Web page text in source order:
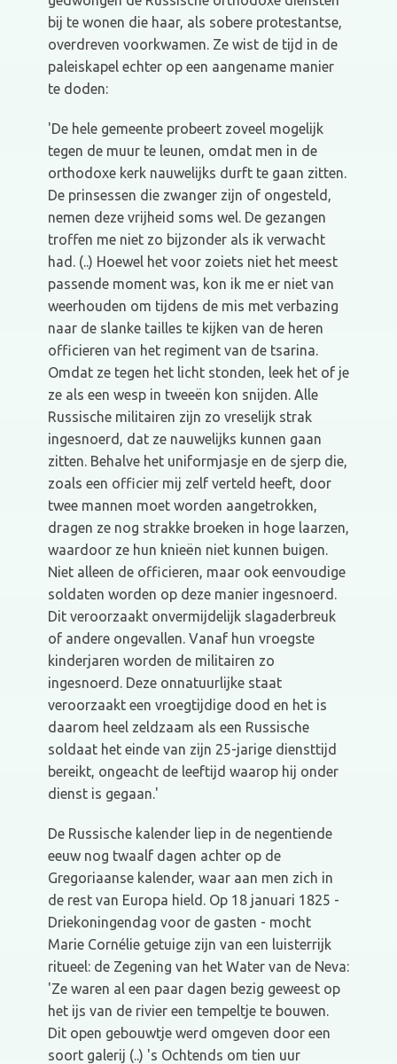
bij te wonen die haar, als sobere protestantse,
overdreven voorkwamen. Ze wist de tijd in de
paleiskapel echter op een aangename manier
te doden:
'De hele gemeente probeert zoveel mogelijk
tegen de muur te leunen, omdat men in de
orthodoxe kerk nauwelijks durft te gaan zitten.
De prinsessen die zwanger zijn of ongesteld,
nemen deze vrijheid soms wel. De gezangen
troffen me niet zo bijzonder als ik verwacht
had. (..) Hoewel het voor zoiets niet het meest
passende moment was, kon ik me er niet van
weerhouden om tijdens de mis met verbazing
naar de slanke tailles te kijken van de heren
officieren van het regiment van de tsarina.
Omdat ze tegen het licht stonden, leek het of je
ze als een wesp in tweeën kon snijden. Alle
Russische militairen zijn zo vreselijk strak
ingesnoerd, dat ze nauwelijks kunnen gaan
zitten. Behalve het uniformjasje en de sjerp die,
zoals een officier mij zelf verteld heeft, door
twee mannen moet worden aangetrokken,
dragen ze nog strakke broeken in hoge laarzen,
waardoor ze hun knieën niet kunnen buigen.
Niet alleen de officieren, maar ook eenvoudige
soldaten worden op deze manier ingesnoerd.
Dit veroorzaakt onvermijdelijk slagaderbreuk
of andere ongevallen. Vanaf hun vroegste
kinderjaren worden de militairen zo
ingesnoerd. Deze onnatuurlijke staat
veroorzaakt een vroegtijdige dood en het is
daarom heel zeldzaam als een Russische
soldaat het einde van zijn 25-jarige diensttijd
bereikt, ongeacht de leeftijd waarop hij onder
dienst is gegaan.'
De Russische kalender liep in de negentiende
eeuw nog twaalf dagen achter op de
Gregoriaanse kalender, waar aan men zich in
de rest van Europa hield. Op 18 januari 1825 -
Driekoningendag voor de gasten - mocht
Marie Cornélie getuige zijn van een luisterrijk
ritueel: de Zegening van het Water van de Neva:
'Ze waren al een paar dagen bezig geweest op
het ijs van de rivier een tempeltje te bouwen.
Dit open gebouwtje werd omgeven door een
soort galerij (..) 's Ochtends om tien uur